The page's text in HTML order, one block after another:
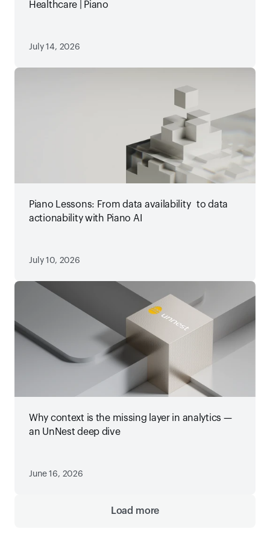
Healthcare | Piano
July 14, 2026
Piano Lessons: From data availability to data
actionability with Piano AI
July 10, 2026
Why context is the missing layer in analytics —
an UnNest deep dive
June 16, 2026
Load more